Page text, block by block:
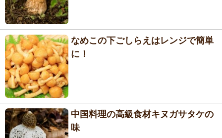
なめこの下ごしらえはレンジで簡単
に！
中国料理の高級食材キヌガサタケの
味